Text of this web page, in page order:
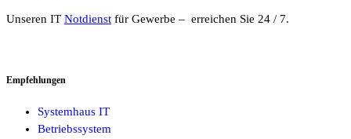
Unseren IT Notdienst für Gewerbe – erreichen Sie 24 / 7.
Empfehlungen
Systemhaus IT
Betriebssystem